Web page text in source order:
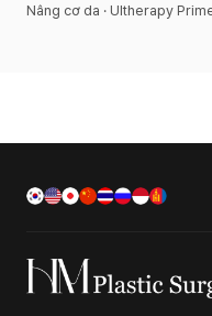
Nâng cơ da · Ultherapy